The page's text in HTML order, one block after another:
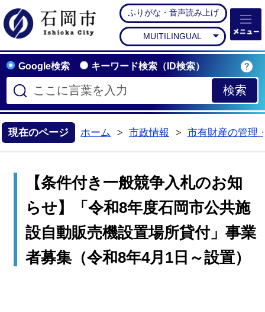
石岡市公式ホームペー
ふりがな・音声読み上げ
MUITILINGUAL
Google検索 キーワード検索（ID検索）
現在のページ ホーム
市政情報
市有財産の管理
【条件付き一般競争入札のお知
らせ】「令和8年度石岡市公共施
設自動販売機設置場所貸付」事業
者募集（令和8年4月1日～設置）